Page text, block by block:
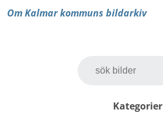
Om Kalmar kommuns bildarkiv
Kategorier